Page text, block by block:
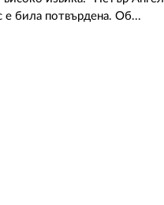
е била потвърдена. Об...